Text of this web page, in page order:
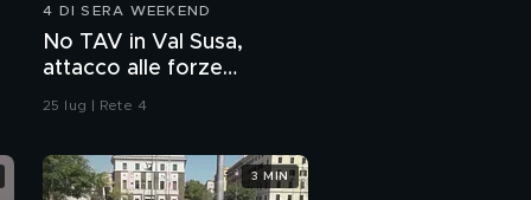
Garlasco, Sempio parla
un'intercettazione del
del 30 marzo
4 DI SERA WEEKEND
No TAV in Val Susa,
attacco alle forze
dell'ordine
25 lug | Rete 4
3 MIN